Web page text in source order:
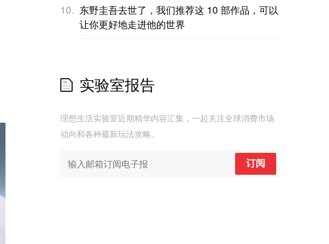
10. 东野圭吾去世了，我们推荐这 10 部作品，可以
让你更好地走进他的世界
实验室报告
理想生活实验室近期精华内容汇集，一起关注全球消费市场
动向和各种最新玩法攻略。